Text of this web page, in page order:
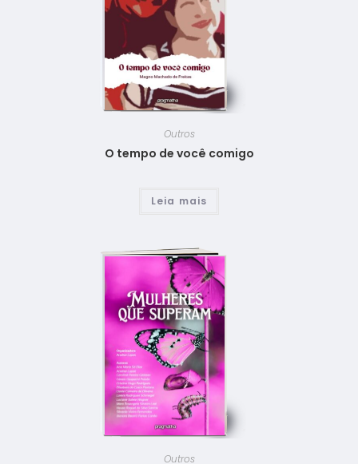
Outros
O tempo de você comigo
Leia mais
Outros